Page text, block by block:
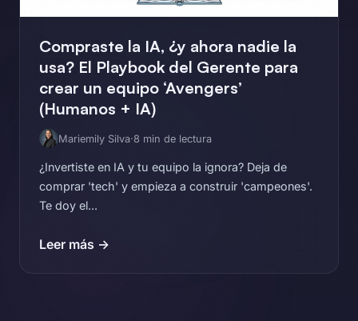
Compraste la IA, ¿y ahora nadie la
usa? El Playbook del Gerente para
crear un equipo ‘Avengers’
(Humanos + IA)
Mariemily Silva·8 min de lectura
¿Invertiste en IA y tu equipo la ignora? Deja de
comprar 'tech' y empieza a construir 'campeones'.
Te doy el...
Leer más →